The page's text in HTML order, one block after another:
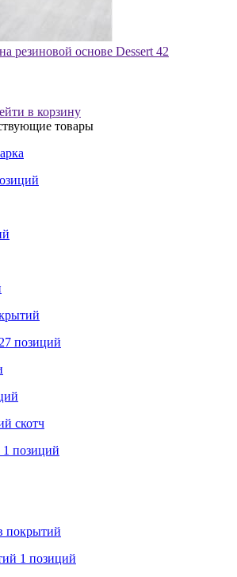
резиновой основе Dessert 42
в корзину
товары
27 позиций
1 позиций
1 позиций